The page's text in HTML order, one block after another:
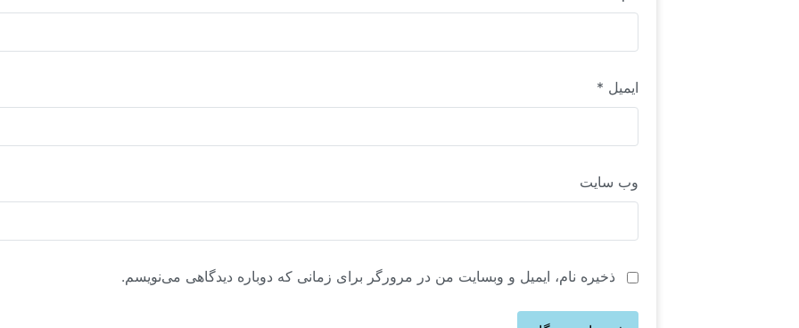
ایمیل *
وب‌ سایت
ذخیره نام، ایمیل و وبسایت من در مرورگر برای زمانی که دوباره دیدگاهی می‌نویسم.